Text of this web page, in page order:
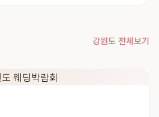
강원도 전체보기